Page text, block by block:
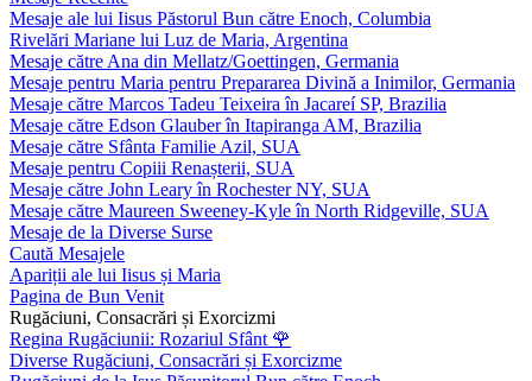
Mesaje ale lui Iisus Păstorul Bun către Enoch, Columbia
Rivelări Mariane lui Luz de Maria, Argentina
Mesaje către Ana din Mellatz/Goettingen, Germania
Mesaje pentru Maria pentru Prepararea Divină a Inimilor, Germania
Mesaje către Marcos Tadeu Teixeira în Jacareí SP, Brazilia
Mesaje către Edson Glauber în Itapiranga AM, Brazilia
Mesaje către Sfânta Familie Azil, SUA
Mesaje pentru Copiii Renașterii, SUA
Mesaje către John Leary în Rochester NY, SUA
Mesaje către Maureen Sweeney-Kyle în North Ridgeville, SUA
Mesaje de la Diverse Surse
Caută Mesajele
Apariții ale lui Iisus și Maria
Pagina de Bun Venit
Rugăciuni, Consacrări și Exorcizmi
Regina Rugăciunii: Rozariul Sfânt 🌹
Diverse Rugăciuni, Consacrări și Exorcizme